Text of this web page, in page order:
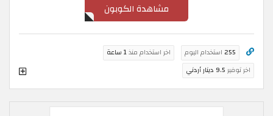
مشاهدة الكوبون
255 استخدام اليوم اخر استخدام منذ1 ساعة
اخر توفير 9.5 دينار أردني